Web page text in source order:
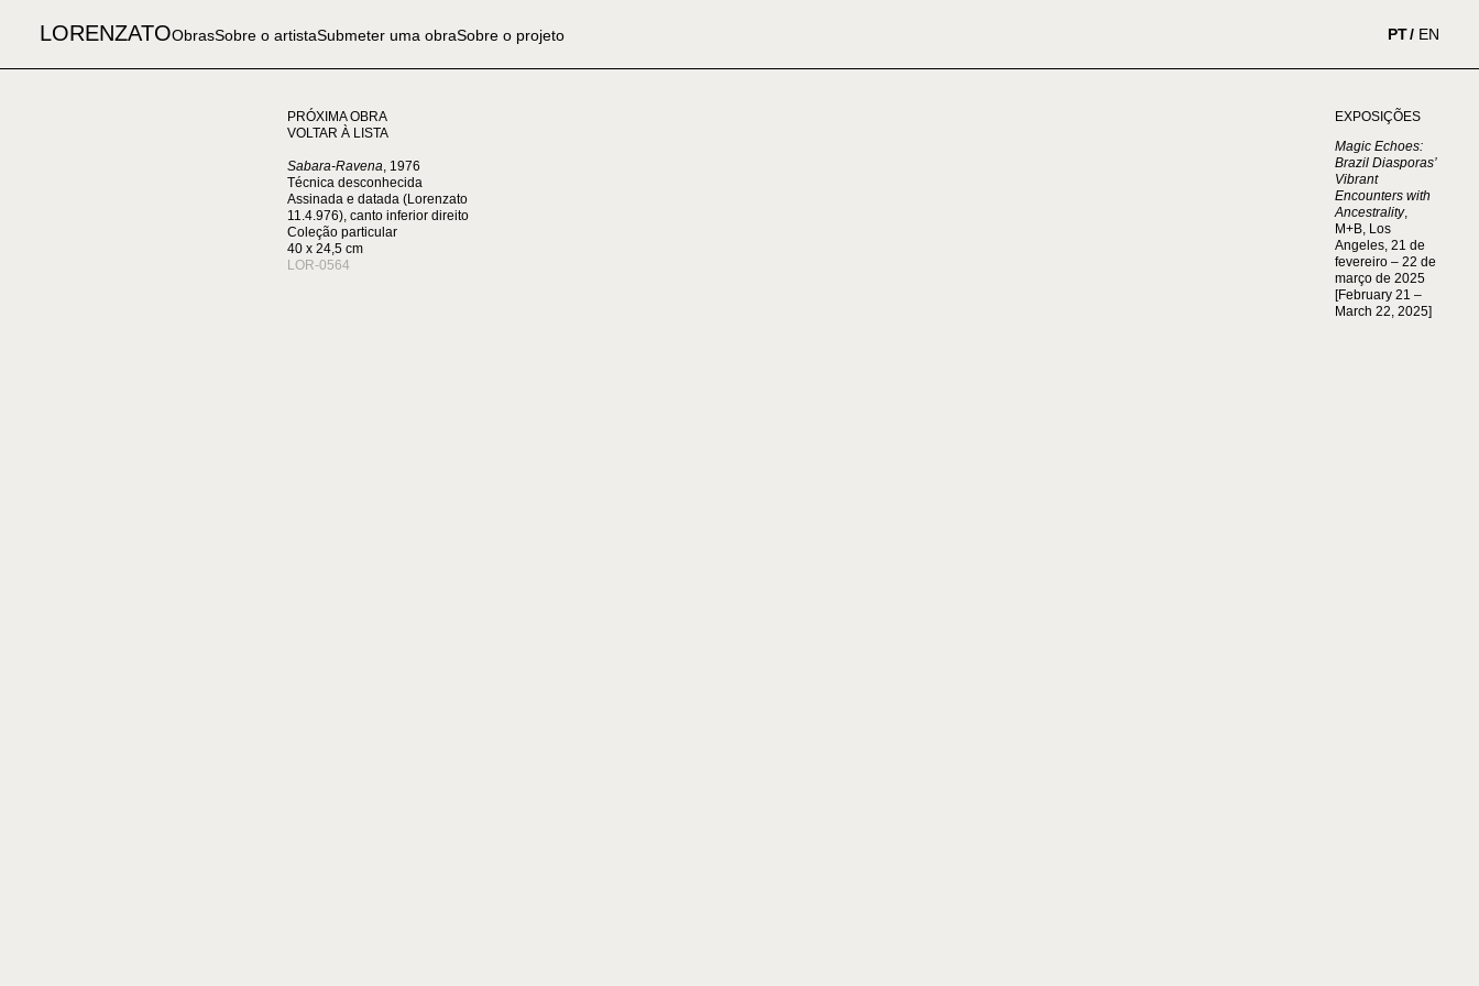
LORENZATOObrasSobre o artistaSubmeter uma obraSobre o projeto PT EN
PRÓXIMA OBRA
VOLTAR À LISTA
Sabara-Ravena , 1976
Técnica desconhecida
Assinada e datada (Lorenzato
11.4.976), canto inferior direito
Coleção particular
40 x 24,5 cm
LOR-0564
EXPOSIÇÕES
Magic Echoes:
Brazil Diasporas’
Vibrant
Encounters with
Ancestrality,
M+B, Los
Angeles, 21 de
fevereiro – 22 de
março de 2025
[February 21 –
March 22, 2025]